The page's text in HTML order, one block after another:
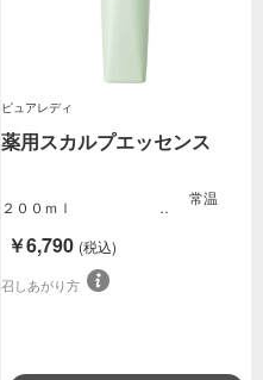
ピュアレディ
薬用スカルプエッセンス
２００ｍｌ 常温
￥6,790 (税込)
召しあがり方